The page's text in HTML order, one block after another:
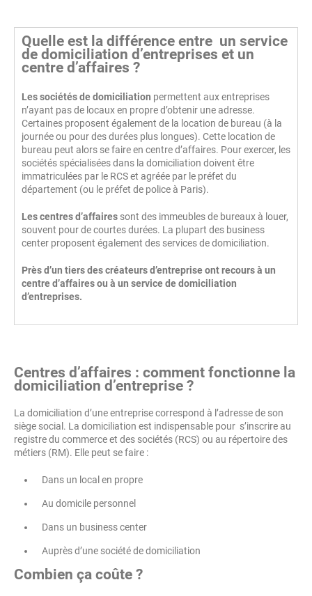
Quelle est la différence entre un service
de domiciliation d’entreprises et un
centre d’affaires ?
Les sociétés de domiciliation permettent aux entreprises
n’ayant pas de locaux en propre d’obtenir une adresse.
Certaines proposent également de la location de bureau (à la
journée ou pour des durées plus longues). Cette location de
bureau peut alors se faire en centre d’affaires. Pour exercer, les
sociétés spécialisées dans la domiciliation doivent être
immatriculées par le RCS et agréée par le préfet du
département (ou le préfet de police à Paris).
Les centres d’affaires sont des immeubles de bureaux à louer,
souvent pour de courtes durées. La plupart des business
center proposent également des services de domiciliation.
Près d’un tiers des créateurs d’entreprise ont recours à un
centre d’affaires ou à un service de domiciliation
d’entreprises.
Centres d’affaires : comment fonctionne la
domiciliation d’entreprise ?
La domiciliation d’une entreprise correspond à l’adresse de son
siège social. La domiciliation est indispensable pour s’inscrire au
registre du commerce et des sociétés (RCS) ou au répertoire des
métiers (RM). Elle peut se faire :
Dans un local en propre
Au domicile personnel
Dans un business center
Auprès d’une société de domiciliation
Combien ça coûte ?